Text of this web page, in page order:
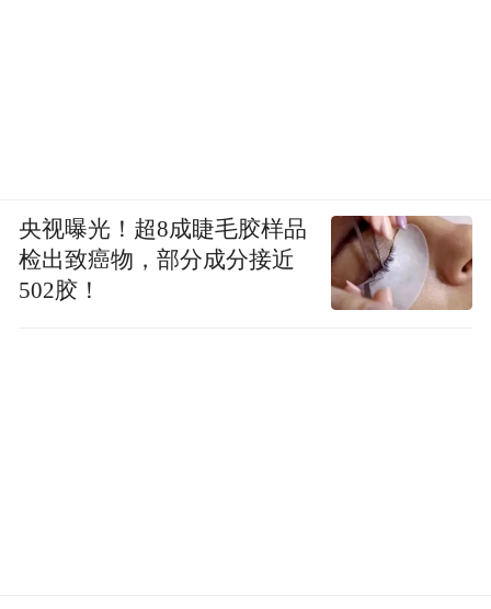
央视曝光！超8成睫毛胶样品
检出致癌物，部分成分接近
502胶！